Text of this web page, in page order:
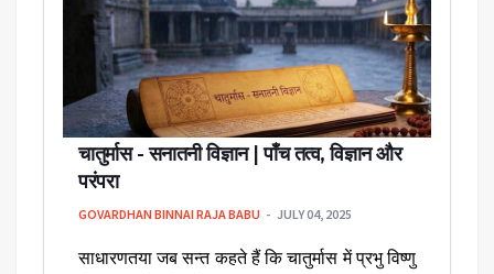
चातुर्मास - सनातनी विज्ञान | पाँच तत्व, विज्ञान और
परंपरा
GOVARDHAN BINNAI RAJA BABU JULY 04, 2025
साधारणतया जब सन्त कहते हैं कि चातुर्मास में प्रभु विष्णु